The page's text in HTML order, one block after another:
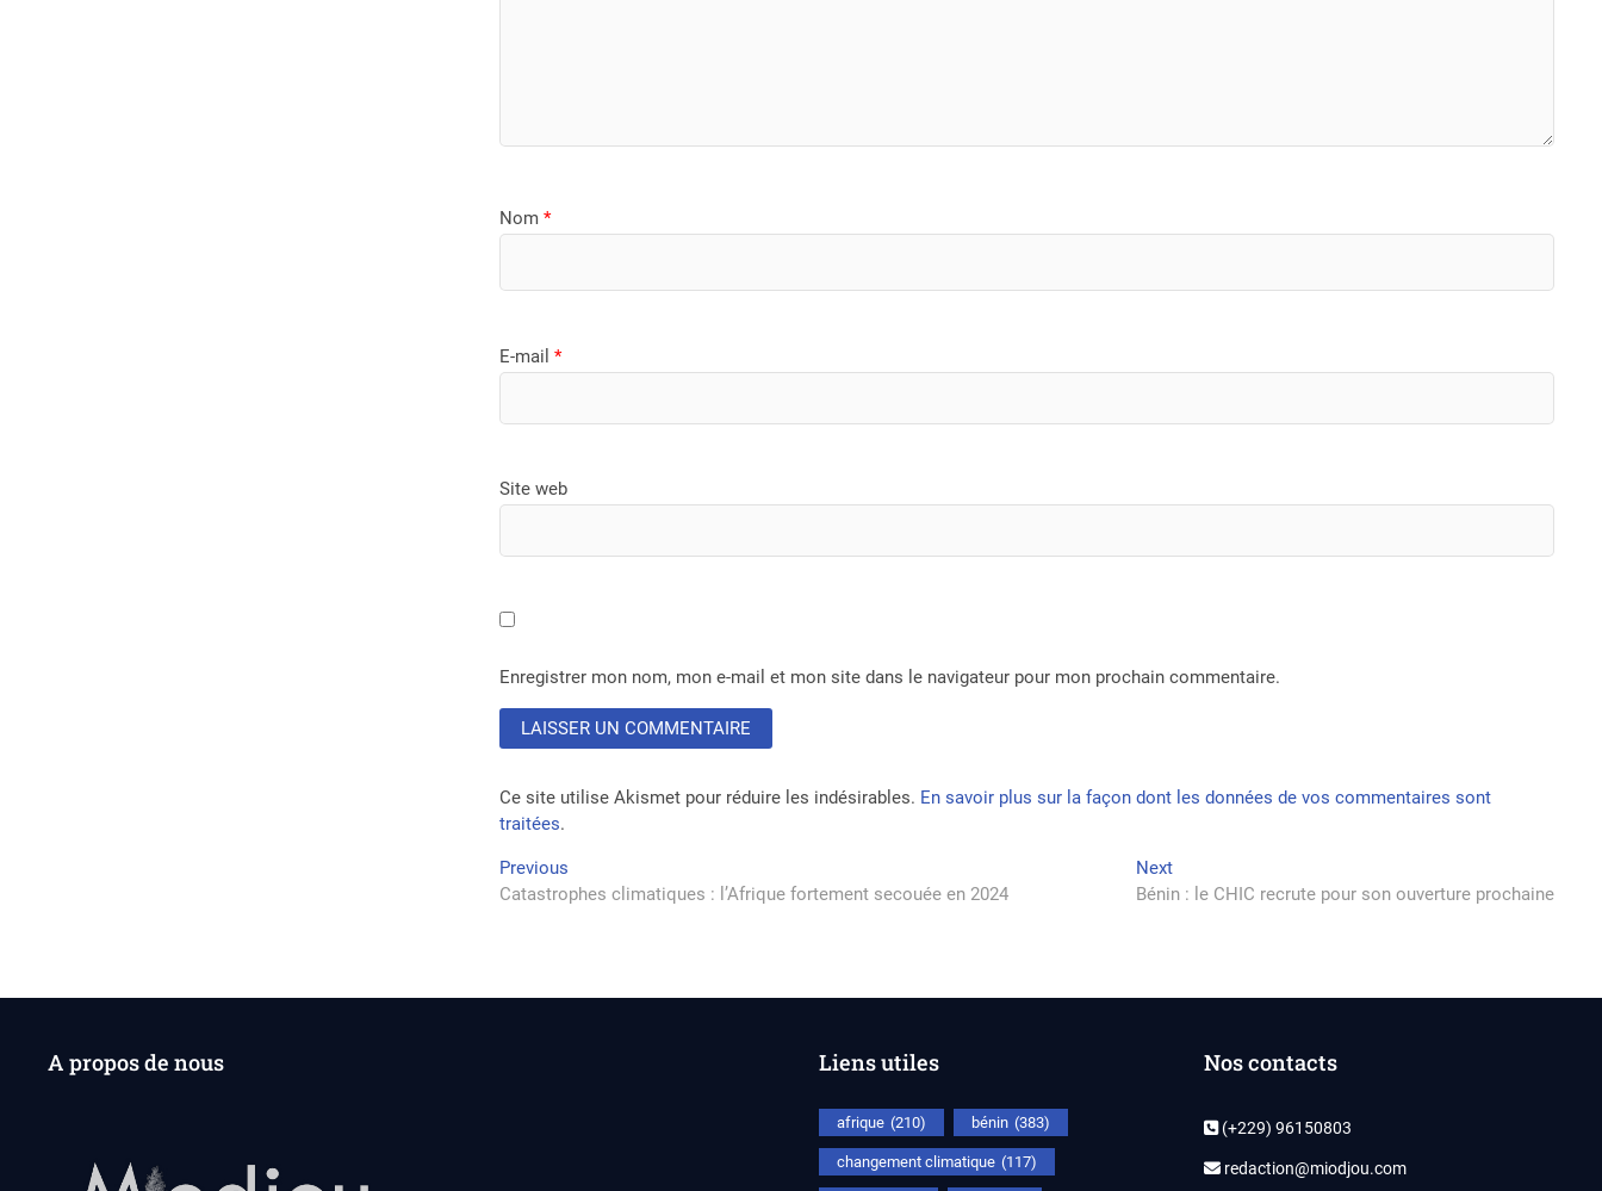
Nom*
E-mail*
Site web
Enregistrer mon nom, mon e-mail et mon site dans le navigateur pour mon prochain commentaire.
Ce site utilise Akismet pour réduire les indésirables. En savoir plus sur la façon dont les données de vos commentaires sont
traitées.
Navigation
de
Previous
post:
Catastrophes climatiques : l’Afrique fortement secouée en 2024
NextNext
post:
Bénin : le CHIC recrute pour son ouverture prochaine
A propos de nous Liens utiles
afrique (210) bénin (383)
changement climatique (117)
Nos contacts
(+229) 96150803
redaction@miodjou.com